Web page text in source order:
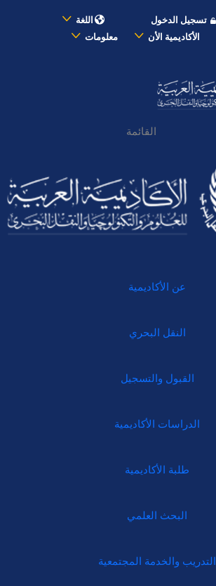
تسجيل الدخول
اللغة
الأكاديمية الأن معلومات
القائمة
عن الأكاديمية
النقل البحري
القبول والتسجيل
الدراسات الأكاديمية
طلبة الأكاديمية
البحث العلمي
التدريب والخدمة المجتمعية